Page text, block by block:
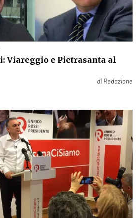
Viareggio e Pietrasanta al
di Redazione